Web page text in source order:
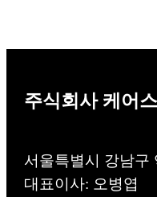
주식회사 케어
서울특별시 강남구
대표이사: 오병엽